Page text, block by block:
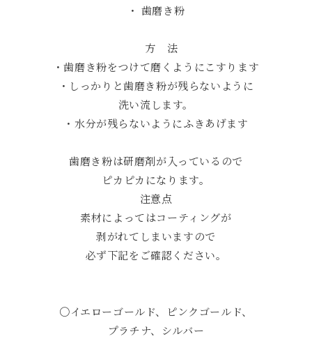
・ 歯磨き粉
方 法
・歯磨き粉をつけて磨くようにこすります
・しっかりと歯磨き粉が残らないように
洗い流します。
・水分が残らないようにふきあげます
歯磨き粉は研磨剤が入っているので
ピカピカになります。
注意点
素材によってはコーティングが
剥がれてしまいますので
必ず下記をご確認ください。
〇イエローゴールド、ピンクゴールド、
プラチナ、シルバー